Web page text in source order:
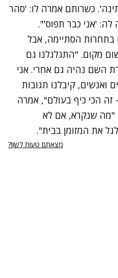
כשרותם אמרה לו: 'סהר
לה: 'אני כבר תפוס'".
בתחרות הסתיימה, אבל
מקום. "התגלגלנו גם
השם נהיה גם אחרי. אני
קיבלנו תגובות
הכי כיף בעולם", אמרה
"מה שנקרא, אם לא
את המזומן בבית".
מצאתם טעות לשון?